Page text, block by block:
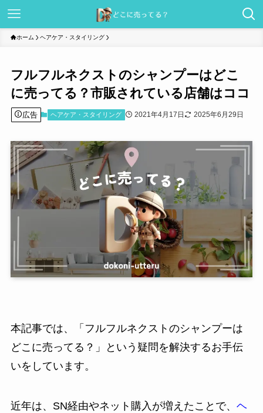
ホーム ヘアケア・スタイリング
フルフルネクストのシャンプーはどこ
に売ってる？市販されている店舗はココ
広告 ヘアケア・スタイリング 2021年4月17日 2025年6月29日
本記事では、「フルフルネクストのシャンプーは
どこに売ってる？」という疑問を解決するお手伝
いをしています。
近年は、SN経由やネット購入が増えたことで、 ヘ